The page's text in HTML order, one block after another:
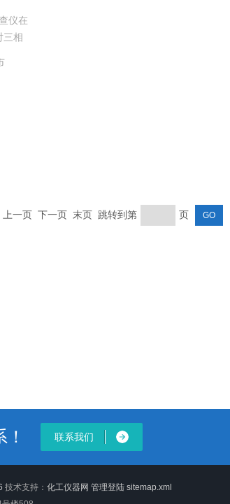
仪在
三相
的
量
技
一页 下一页 末页 跳转到第 页
联系我们
技术支持： 化工仪器网 管理登陆 sitemap.xml